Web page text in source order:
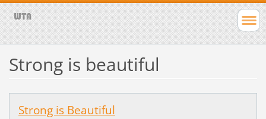
Strong is beautiful
Strong is Beautiful